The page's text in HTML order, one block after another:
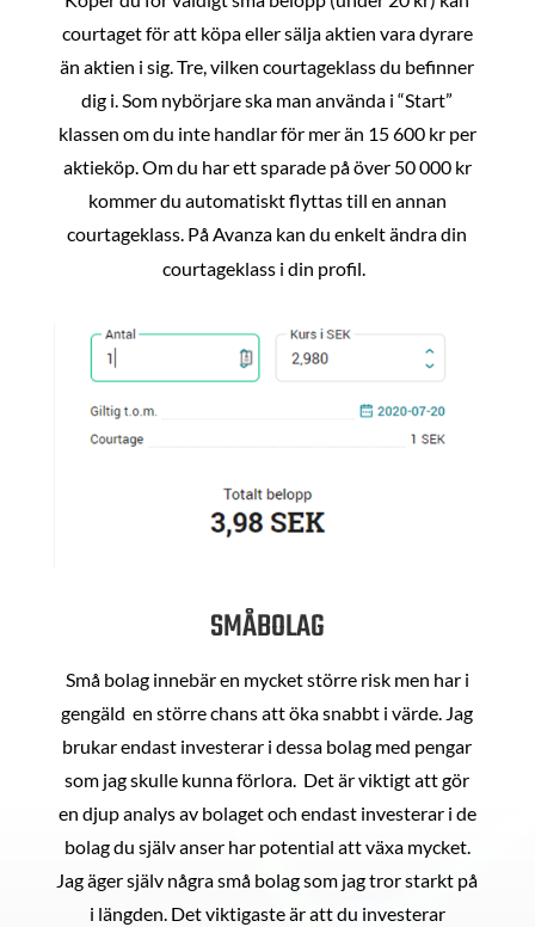
courtaget för att köpa eller sälja aktien vara dyrare
än aktien i sig. Tre, vilken courtageklass du befinner
dig i. Som nybörjare ska man använda i “Start”
klassen om du inte handlar för mer än 15 600 kr per
aktieköp. Om du har ett sparade på över 50 000 kr
kommer du automatiskt flyttas till en annan
courtageklass. På Avanza kan du enkelt ändra din
courtageklass i din profil.
SMÅBOLAG
Små bolag innebär en mycket större risk men har i
gengäld en större chans att öka snabbt i värde. Jag
brukar endast investerar i dessa bolag med pengar
som jag skulle kunna förlora. Det är viktigt att gör
en djup analys av bolaget och endast investerar i de
bolag du själv anser har potential att växa mycket.
Jag äger själv några små bolag som jag tror starkt på
i längden. Det viktigaste är att du investerar